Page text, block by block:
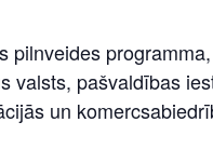
pilnveides
valsts, pašvaldības
un